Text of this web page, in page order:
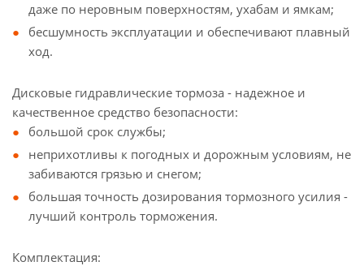
даже по неровным поверхностям, ухабам и ямкам;
бесшумность эксплуатации и обеспечивают плавный
ход.
Дисковые гидравлические тормоза - надежное и
качественное средство безопасности:
большой срок службы;
неприхотливы к погодных и дорожным условиям, не
забиваются грязью и снегом;
большая точность дозирования тормозного усилия -
лучший контроль торможения.
Комплектация: